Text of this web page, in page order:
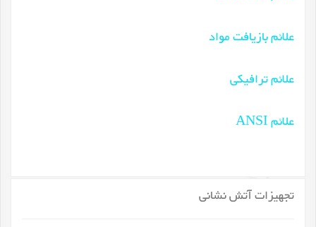
علائم بازیافت مواد
علائم ترافیکی
علائم ANSI
تجهیزات آتش نشانی